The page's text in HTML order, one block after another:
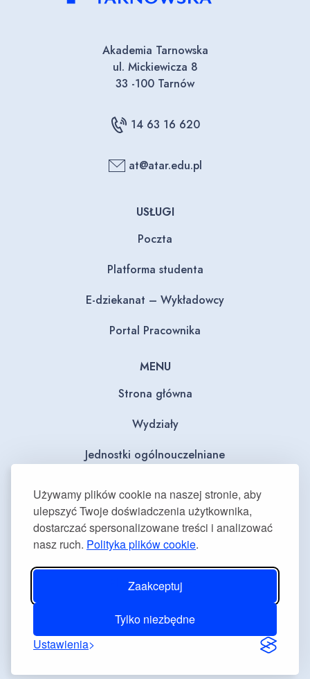
Używamy plików cookie na naszej stronie, aby
ulepszyć Twoje doświadczenia użytkownika,
dostarczać spersonalizowane treści i analizować
nasz ruch. Polityka plików cookie.
Zaakceptuj
Tylko niezbędne
Ustawienia
Akademia Tarnowska
ul. Mickiewicza 8
33 -100 Tarnów
14 63 16 620
at@atar.edu.pl
USŁUGI
Poczta
Platforma studenta
E-dziekanat – Wykładowcy
Portal Pracownika
MENU
Strona główna
Wydziały
Jednostki ogólnouczelniane
Dla mediów
Deklaracja dostępności
Plan równości płci